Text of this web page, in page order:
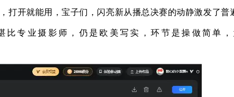
开就能用，宝子们，闪亮新从播总决赛的动静激发了普
专业摄影师，仍是欧美写实，环节是操做简单